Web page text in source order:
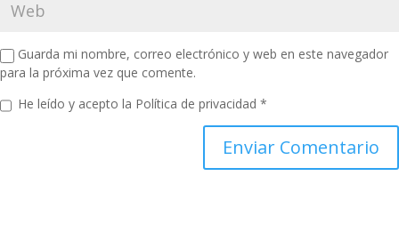
Guarda mi nombre, correo electrónico y web en este navegador
para la próxima vez que comente.
He leído y acepto la Política de privacidad *